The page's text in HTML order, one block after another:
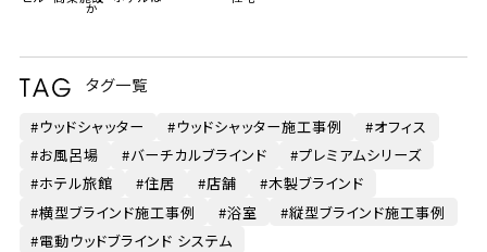
か
タグ一覧
ウッドシャッター ウッドシャッター施工事例
オフィス
お風呂場
バーチカルブラインド
プレミアムシリーズ
ホテル旅館
住居 店舗
木製ブラインド
横型ブラインド施工事例
浴室
縦型ブラインド施工事例
電動ウッドブラインド システム